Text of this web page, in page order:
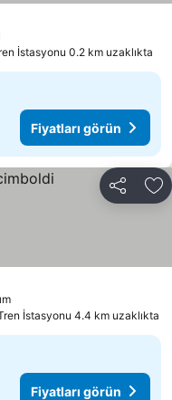
İstasyonu 0.2 km uzaklıkta
Fiyatları görün
Paylaş
İstasyonu 4.4 km uzaklıkta
Fiyatları görün